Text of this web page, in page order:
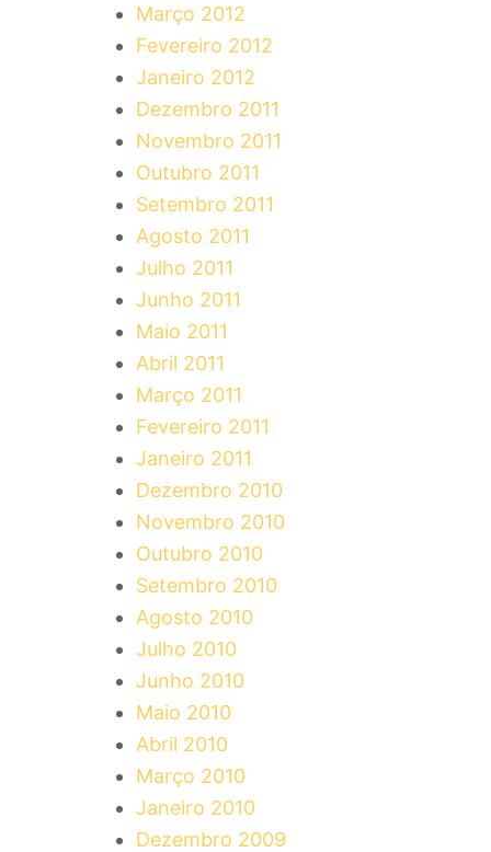
Março 2012
Fevereiro 2012
Janeiro 2012
Dezembro 2011
Novembro 2011
Outubro 2011
Setembro 2011
Agosto 2011
Julho 2011
Junho 2011
Maio 2011
Abril 2011
Março 2011
Fevereiro 2011
Janeiro 2011
Dezembro 2010
Novembro 2010
Outubro 2010
Setembro 2010
Agosto 2010
Julho 2010
Junho 2010
Maio 2010
Abril 2010
Março 2010
Janeiro 2010
Dezembro 2009